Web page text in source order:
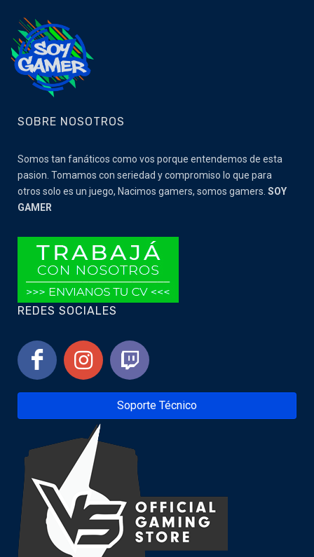
SOBRE NOSOTROS
Somos tan fanáticos como vos porque entendemos de esta
pasion. Tomamos con seriedad y compromiso lo que para
otros solo es un juego, Nacimos gamers, somos gamers. SOY
GAMER
REDES SOCIALES
Soporte Técnico